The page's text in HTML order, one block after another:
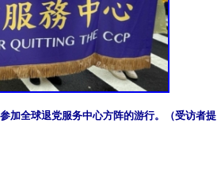
加全球退党服务中心方阵的游行。（受访者提